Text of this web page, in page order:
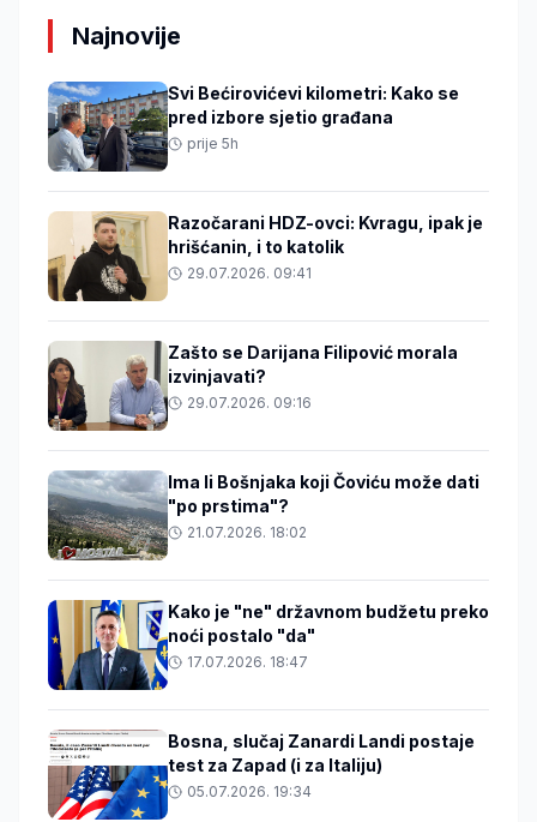
Najnovije
Svi Bećirovićevi kilometri: Kako se
pred izbore sjetio građana
prije 5h
Razočarani HDZ-ovci: Kvragu, ipak je
hrišćanin, i to katolik
29.07.2026. 09:41
Zašto se Darijana Filipović morala
izvinjavati?
29.07.2026. 09:16
Ima li Bošnjaka koji Čoviću može dati
"po prstima"?
21.07.2026. 18:02
Kako je "ne" državnom budžetu preko
noći postalo "da"
17.07.2026. 18:47
Bosna, slučaj Zanardi Landi postaje
test za Zapad (i za Italiju)
05.07.2026. 19:34